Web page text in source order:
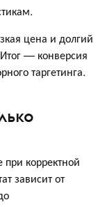
цена и долгий
— конверсия
таргетинга.
корректной
зависит от